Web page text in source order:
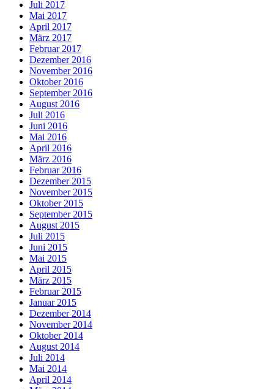
Juli 2017
Mai 2017
April 2017
März 2017
Februar 2017
Dezember 2016
November 2016
Oktober 2016
September 2016
August 2016
Juli 2016
Juni 2016
Mai 2016
April 2016
März 2016
Februar 2016
Dezember 2015
November 2015
Oktober 2015
September 2015
August 2015
Juli 2015
Juni 2015
Mai 2015
April 2015
März 2015
Februar 2015
Januar 2015
Dezember 2014
November 2014
Oktober 2014
August 2014
Juli 2014
Mai 2014
April 2014